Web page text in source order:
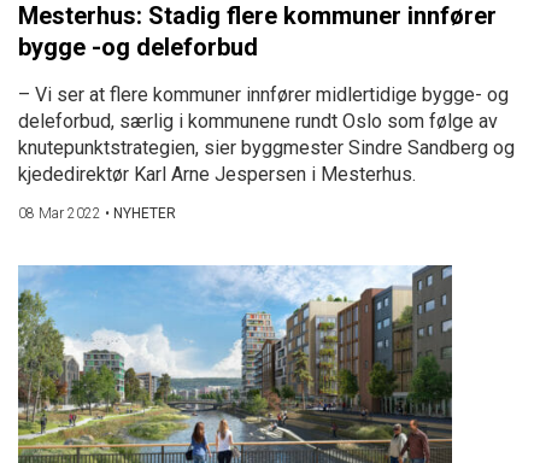
Mesterhus: Stadig flere kommuner innfører
bygge -og deleforbud
– Vi ser at flere kommuner innfører midlertidige bygge- og
deleforbud, særlig i kommunene rundt Oslo som følge av
knutepunktstrategien, sier byggmester Sindre Sandberg og
kjededirektør Karl Arne Jespersen i Mesterhus.
08 Mar 2022 • NYHETER